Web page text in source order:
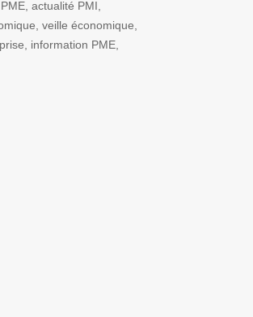
actualité PMI,
veille économique,
information PME,